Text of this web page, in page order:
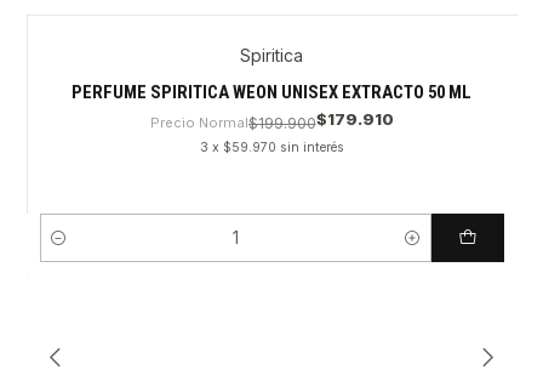
Spiritica
PERFUME SPIRITICA WEON UNISEX EXTRACTO 50 ML
Precio Normal$199.900$179.910
3 x $59.970 sin interés
Cantidad